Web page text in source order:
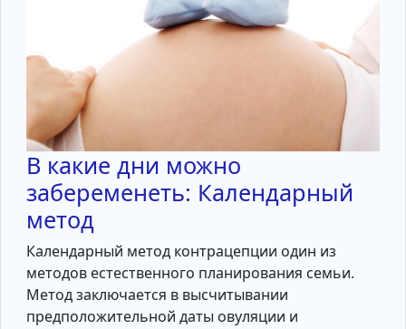
В какие дни можно
забеременеть: Календарный
метод
Календарный метод контрацепции один из
методов естественного планирования семьи.
Метод заключается в высчитывании
предположительной даты овуляции и